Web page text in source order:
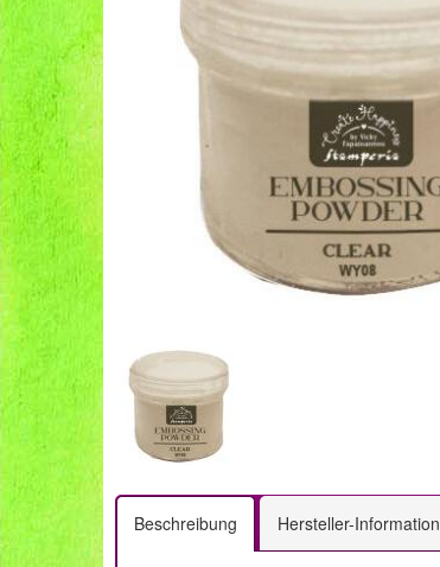
Beschreibung Hersteller-Information